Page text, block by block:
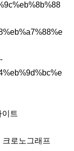
로노그래프